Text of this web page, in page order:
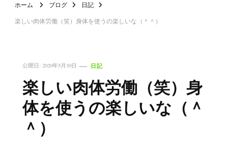
ホーム ブログ
日記
楽しい肉体労働（笑）身体を使うの楽しいな（＾＾）
公開日: 2020年5月30日 日記
楽しい肉体労働（笑）身
体を使うの楽しいな（＾
＾）